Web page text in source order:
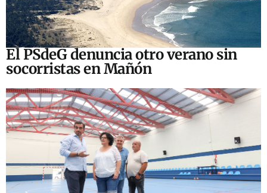
El PSdeG denuncia otro verano sin
socorristas en Mañón